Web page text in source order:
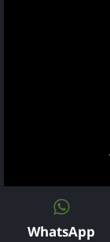
WhatsApp